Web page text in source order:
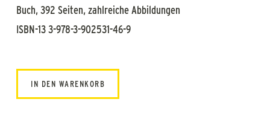
Buch, 392 Seiten, zahlreiche Abbildungen
ISBN-13 3-978-3-902531-46-9
IN DEN WARENKORB